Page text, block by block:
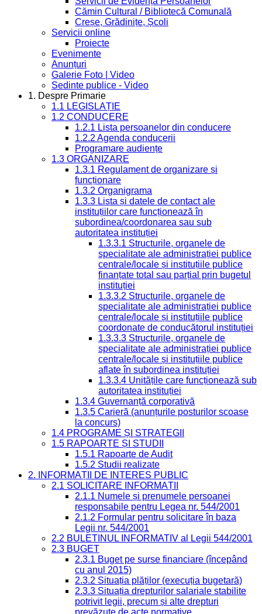
Cămin Cultural / Bibliotecă Comunală
Creșe, Grădinițe, Școli
Servicii online
Proiecte
Evenimente
Anunțuri
Galerie Foto | Video
Sedinte publice - Video
1. Despre Primarie
1.1 LEGISLAȚIE
1.2 CONDUCERE
1.2.1 Lista persoanelor din conducere
1.2.2 Agenda conducerii
Programare audiențe
1.3 ORGANIZARE
1.3.1 Regulament de organizare și
funcționare
1.3.2 Organigrama
1.3.3 Lista și datele de contact ale
instituțiilor care funcționează în
subordinea/coordonarea sau sub
autoritatea instituției
1.3.3.1 Structurile, organele de
specialitate ale administrației publice
centrale/locale și instituțiile publice
finanțate total sau parțial prin bugetul
instituției
1.3.3.2 Structurile, organele de
specialitate ale administrației publice
centrale/locale și instituțiile publice
coordonate de conducătorul instituției
1.3.3.3 Structurile, organele de
specialitate ale administrației publice
centrale/locale și instituțiile publice
aflate în subordinea instituției
1.3.3.4 Unitățile care funcționează sub
autoritatea instituției
1.3.4 Guvernanță corporativă
1.3.5 Carieră (anunțurile posturilor scoase
la concurs)
1.4 PROGRAME ȘI STRATEGII
1.5 RAPOARTE ȘI STUDII
1.5.1 Rapoarte de Audit
1.5.2 Studii realizate
2. INFORMAȚII DE INTERES PUBLIC
2.1 SOLICITARE INFORMAȚII
2.1.1 Numele și prenumele persoanei
responsabile pentru Legea nr. 544/2001
2.1.2 Formular pentru solicitare în baza
Legii nr. 544/2001
2.2 BULETINUL INFORMATIV al Legii 544/2001
2.3 BUGET
2.3.1 Buget pe surse financiare (începând
cu anul 2015)
2.3.2 Situația plăților (execuția bugetară)
2.3.3 Situația drepturilor salariale stabilite
potrivit legii, precum și alte drepturi
prevăzute de acte normative